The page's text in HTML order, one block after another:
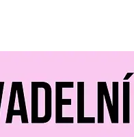
07. 2026
15. až 18. října KD